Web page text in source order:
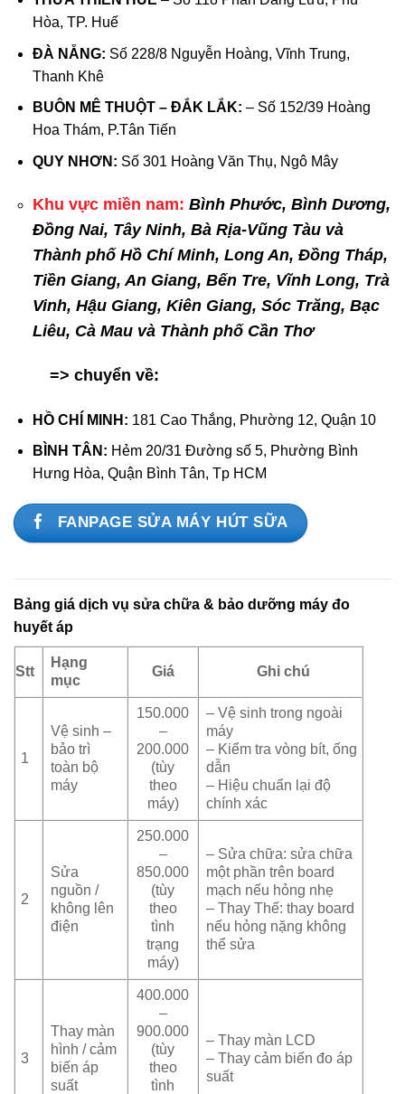
Hòa, TP. Huế
ĐÀ NẴNG: Số 228/8 Nguyễn Hoàng, Vĩnh Trung,
Thanh Khê
BUÔN MÊ THUỘT – ĐẮK LẮK: – Số 152/39 Hoàng
Hoa Thám, P.Tân Tiến
QUY NHƠN: Số 301 Hoàng Văn Thụ, Ngô Mây
Khu vực miền nam: Bình Phước, Bình Dương,
Đồng Nai, Tây Ninh, Bà Rịa-Vũng Tàu và
Thành phố Hồ Chí Minh, Long An, Đồng Tháp,
Tiền Giang, An Giang, Bến Tre, Vĩnh Long, Trà
Vinh, Hậu Giang, Kiên Giang, Sóc Trăng, Bạc
Liêu, Cà Mau và Thành phố Cần Thơ
=> chuyển về:
HỒ CHÍ MINH: 181 Cao Thắng, Phường 12, Quận 10
BÌNH TÂN: Hẻm 20/31 Đường số 5, Phường Bình
Hưng Hòa, Quận Bình Tân, Tp HCM
FANPAGE SỬA MÁY HÚT SỮA
Bảng giá dịch vụ sửa chữa & bảo dưỡng máy đo
huyết áp
Stt
Hạng
mục
Giá Ghi chú
1
Vệ sinh –
bảo trì
toàn bộ
máy
150.000
–
200.000
(tùy
theo
máy)
– Vệ sinh trong ngoài
máy
– Kiểm tra vòng bít, ống
dẫn
– Hiệu chuẩn lại độ
chính xác
2
Sửa
nguồn /
không lên
điện
250.000
–
850.000
(tùy
theo
tình
trạng
máy)
– Sửa chữa: sửa chữa
một phần trên board
mạch nếu hỏng nhẹ
– Thay Thế: thay board
nếu hỏng nặng không
thể sửa
3
Thay màn
hình / cảm
biến áp
suất
400.000
–
900.000
(tùy
theo
tình
– Thay màn LCD
– Thay cảm biến đo áp
suất